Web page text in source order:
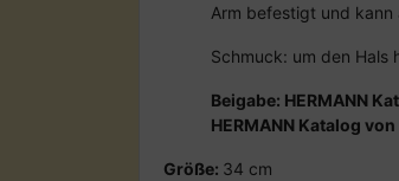
Arm befestigt und
Schmuck: um den Hals
Beigabe: HERMANN
HERMANN Katalog
Größe: 34 cm